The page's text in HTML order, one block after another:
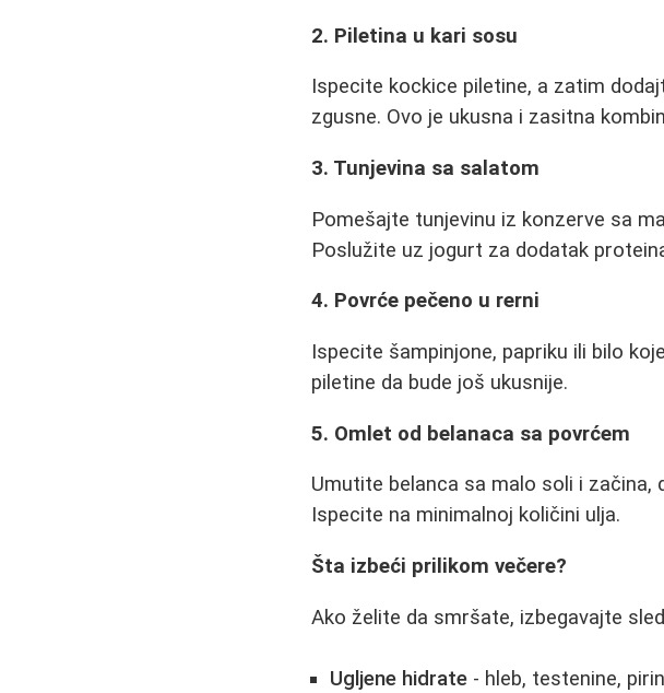
2. Piletina u kari sosu
Ispecite kockice piletine, a zatim
zgusne. Ovo je ukusna i zasitna
3. Tunjevina sa salatom
Pomešajte tunjevinu iz konzerve sa
Poslužite uz jogurt za dodatak
4. Povrće pečeno u rerni
Ispecite šampinjone, papriku ili bilo
piletine da bude još ukusnije.
5. Omlet od belanaca sa povrćem
Umutite belanca sa malo soli i začina,
Ispecite na minimalnoj količini ulja.
Šta izbeći prilikom večere?
Ako želite da smršate, izbegavajte
Ugljene hidrate - hleb, testenine,